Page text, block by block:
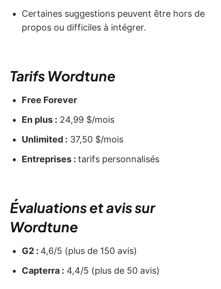
Certaines suggestions peuvent être hors de
propos ou difficiles à intégrer.
Tarifs Wordtune
Free Forever
En plus : 24,99 $/mois
Unlimited : 37,50 $/mois
Entreprises : tarifs personnalisés
Évaluations et avis sur
Wordtune
G2 : 4,6/5 (plus de 150 avis)
Capterra : 4,4/5 (plus de 50 avis)